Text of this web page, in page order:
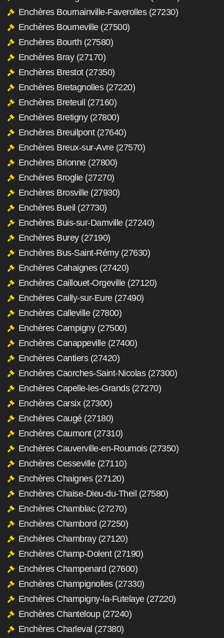
Enchères Bournainville-Faverolles (27230)
Enchères Bourneville (27500)
Enchères Bourth (27580)
Enchères Bray (27170)
Enchères Brestot (27350)
Enchères Bretagnolles (27220)
Enchères Breteuil (27160)
Enchères Bretigny (27800)
Enchères Breuilpont (27640)
Enchères Breux-sur-Avre (27570)
Enchères Brionne (27800)
Enchères Broglie (27270)
Enchères Brosville (27930)
Enchères Bueil (27730)
Enchères Buis-sur-Damville (27240)
Enchères Burey (27190)
Enchères Bus-Saint-Rémy (27630)
Enchères Cahaignes (27420)
Enchères Caillouet-Orgeville (27120)
Enchères Cailly-sur-Eure (27490)
Enchères Calleville (27800)
Enchères Campigny (27500)
Enchères Canappeville (27400)
Enchères Cantiers (27420)
Enchères Caorches-Saint-Nicolas (27300)
Enchères Capelle-les-Grands (27270)
Enchères Carsix (27300)
Enchères Caugé (27180)
Enchères Caumont (27310)
Enchères Cauverville-en-Roumois (27350)
Enchères Cesseville (27110)
Enchères Chaignes (27120)
Enchères Chaise-Dieu-du-Theil (27580)
Enchères Chamblac (27270)
Enchères Chambord (27250)
Enchères Chambray (27120)
Enchères Champ-Dolent (27190)
Enchères Champenard (27600)
Enchères Champignolles (27330)
Enchères Champigny-la-Futelaye (27220)
Enchères Chanteloup (27240)
Enchères Charleval (27380)